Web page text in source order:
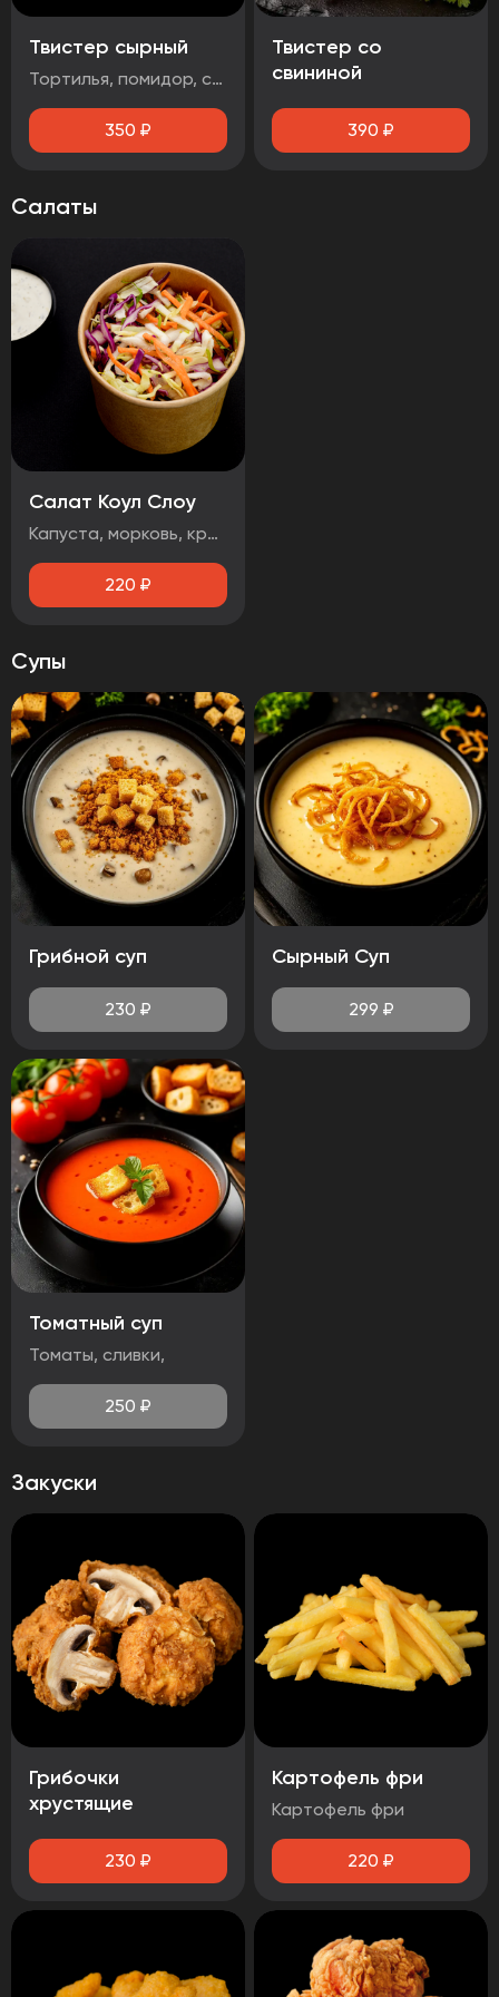
Твистер сырный
Тортилья, помидор, салат айсберг, сыр чеддер, стрипсы 2шт., соус сырный
350 ₽
Твистер со
свининой
390 ₽
Салаты
Салат Коул Слоу
Капуста, морковь, красный лук, кинза
220 ₽
Супы
Грибной суп
230 ₽
Сырный Суп
299 ₽
Томатный суп
Томаты, сливки,
250 ₽
Закуски
Грибочки
хрустящие
230 ₽
Картофель фри
Картофель фри
220 ₽